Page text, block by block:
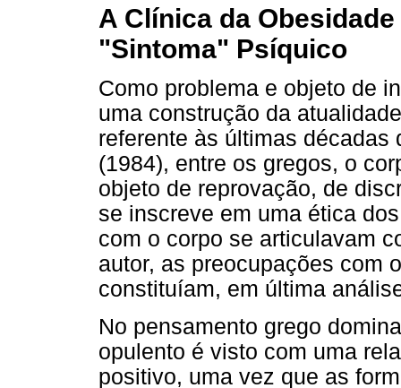
A Clínica da
"Sintoma" Psíquico
Como problema e objeto de
uma construção da
referente às últimas
(1984), entre os gregos, o
objeto de reprovação, de
se inscreve em uma ética
com o corpo se articulavam
autor, as preocupações com
constituíam, em última
No pensamento grego
opulento é visto com uma
positivo, uma vez que as